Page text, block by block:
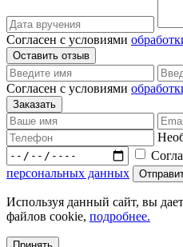
Согласен с условиями
Согласен с условиями
персональных данных
Используя данный сайт, вы
файлов cookie, подробнее.